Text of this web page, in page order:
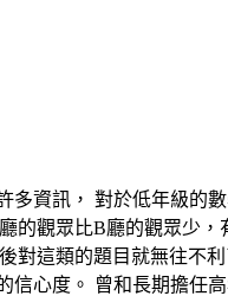
資訊， 對於低年級的
的觀眾比B廳的觀眾少
對這類的題目就無往不
心度。 曾和長期擔任